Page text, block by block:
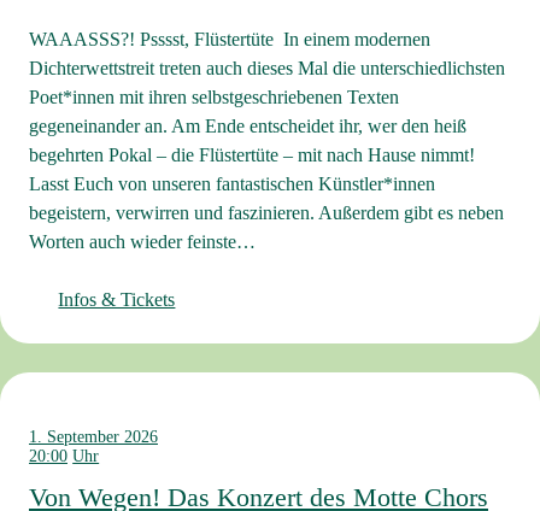
WAAASSS?! Psssst, Flüstertüte In einem modernen
Dichterwettstreit treten auch dieses Mal die unterschiedlichsten
Poet*innen mit ihren selbstgeschriebenen Texten
gegeneinander an. Am Ende entscheidet ihr, wer den heiß
begehrten Pokal – die Flüstertüte – mit nach Hause nimmt!
Lasst Euch von unseren fantastischen Künstler*innen
begeistern, verwirren und faszinieren. Außerdem gibt es neben
Worten auch wieder feinste…
Infos & Tickets
1. September 2026
20:00
Von Wegen! Das Konzert des Motte Chors